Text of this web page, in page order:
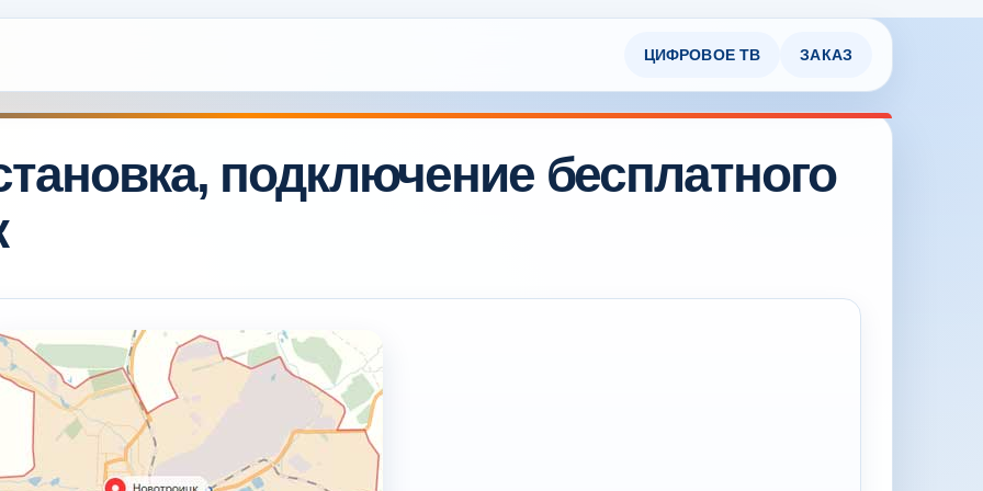
ЦИФРОВОЕ ТВ ЗАКАЗ
подключение бесплатного